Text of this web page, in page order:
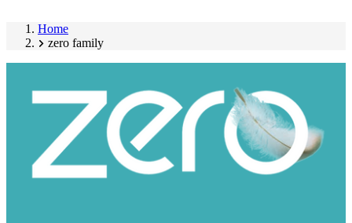
Home
zero family